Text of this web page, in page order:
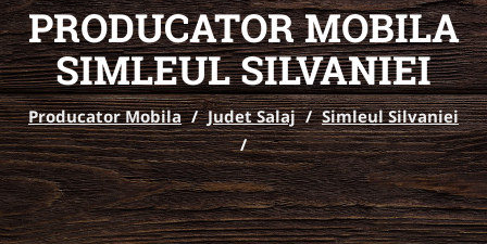
PRODUCATOR MOBILA
SIMLEUL SILVANIEI
Producator Mobila / Judet Salaj / Simleul Silvaniei
/